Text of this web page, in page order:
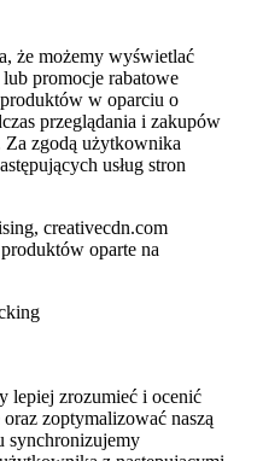
że możemy wyświetlać
promocje rabatowe
w oparciu o
przeglądania i zakupów
Za zgodą użytkownika
usług stron
creativecdn.com
oparte na
lepiej zrozumieć i ocenić
zoptymalizować naszą
synchronizujemy